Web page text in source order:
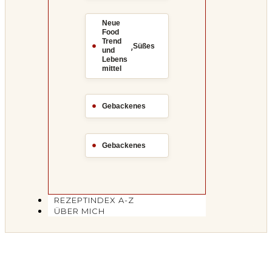
Neue
Food
Trend
und
Lebens
mittel
,Süßes
Gebackenes
Gebackenes
REZEPTINDEX A-Z
ÜBER MICH